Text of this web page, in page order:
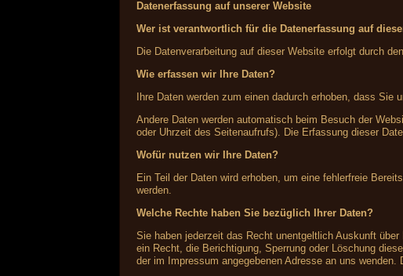
Datenerfassung auf unserer Website
Wer ist verantwortlich für die Datenerfassung auf
Die Datenverarbeitung auf dieser Website erfolgt durch
Wie erfassen wir Ihre Daten?
Ihre Daten werden zum einen dadurch erhoben, dass
Andere Daten werden automatisch beim Besuch der
oder Uhrzeit des Seitenaufrufs). Die Erfassung dieser
Wofür nutzen wir Ihre Daten?
Ein Teil der Daten wird erhoben, um eine fehlerfreie
werden.
Welche Rechte haben Sie bezüglich Ihrer Daten?
Sie haben jederzeit das Recht unentgeltlich Auskunft
ein Recht, die Berichtigung, Sperrung oder Löschung
der im Impressum angegebenen Adresse an uns